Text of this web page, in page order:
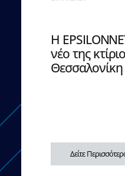
Η
νέο της
Θεσσαλονίκη
Δείτε